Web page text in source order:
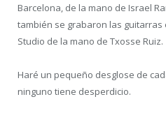
Barcelona, de la mano de Israel
también se grabaron las guitarras
Studio de la mano de Txosse Ruiz.
Haré un pequeño desglose de
ninguno tiene desperdicio.